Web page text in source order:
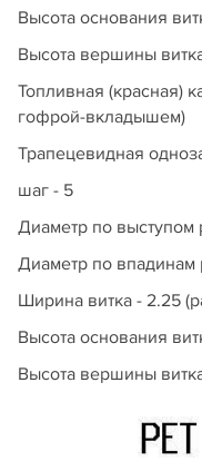
Высота основания
Высота вершины
Топливная (красная)
гофрой-вкладышем)
Трапецевидная
шаг - 5
Диаметр по выступом
Диаметр по впадинам
Ширина витка - 2.25
Высота основания
Высота вершины